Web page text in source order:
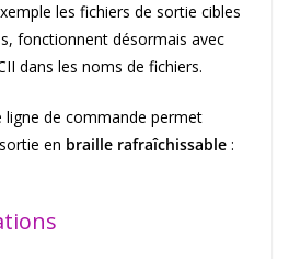
les fichiers de sortie cibles
fonctionnent désormais avec
dans les noms de fichiers.
de commande permet
en braille rafraîchissable :